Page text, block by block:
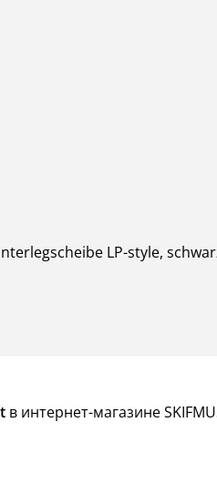
LP-style,
в интернет-магазине